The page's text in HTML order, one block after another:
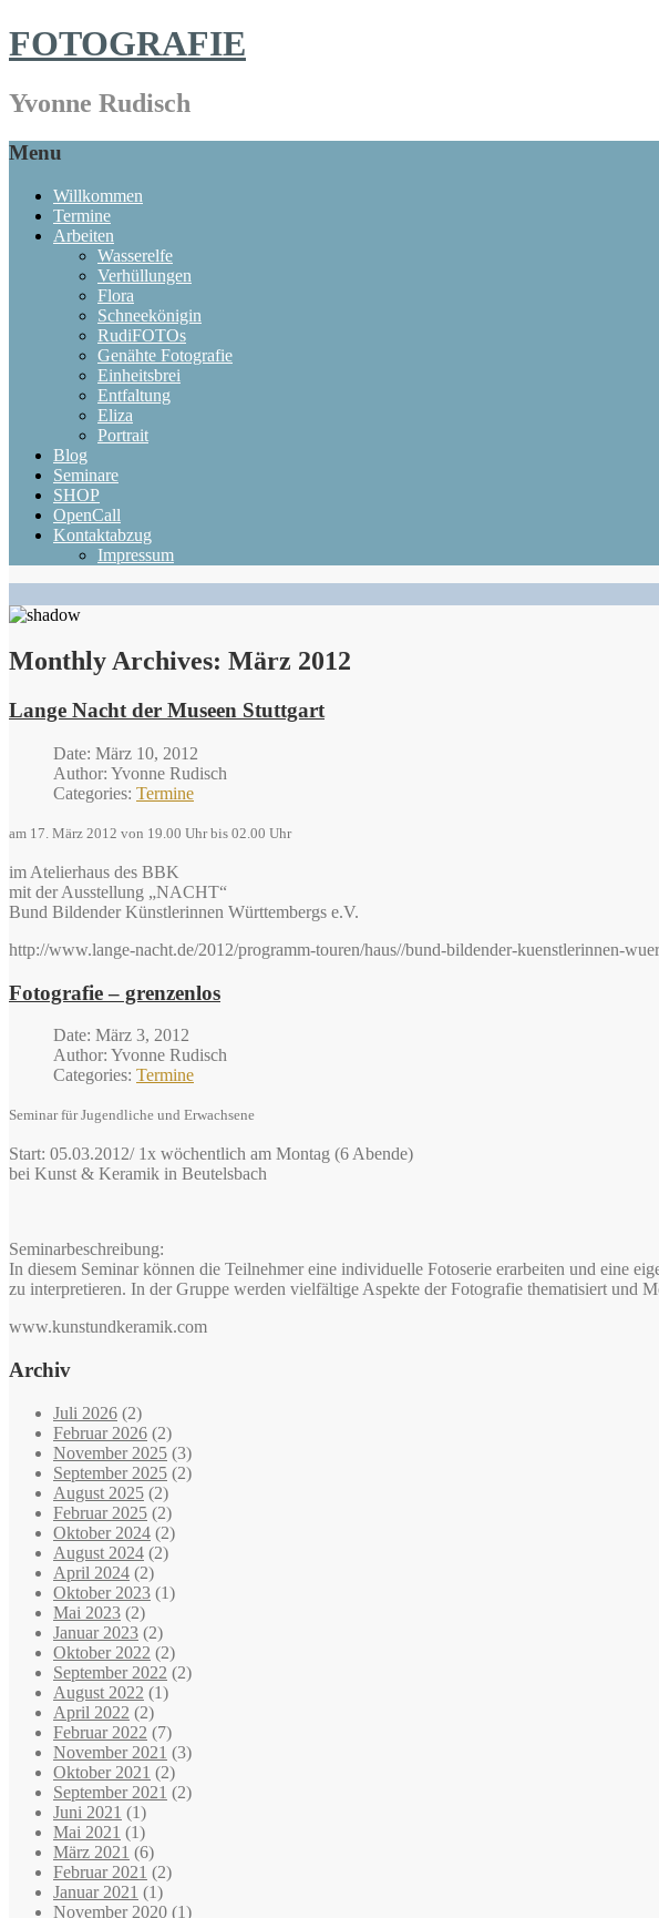
FOTOGRAFIE
Yvonne Rudisch
Menu
Willkommen
Termine
Arbeiten
Wasserelfe
Verhüllungen
Flora
Schneekönigin
RudiFOTOs
Genähte Fotografie
Einheitsbrei
Entfaltung
Eliza
Portrait
Blog
Seminare
SHOP
OpenCall
Kontaktabzug
Impressum
Monthly Archives: März 2012
Lange Nacht der Museen Stuttgart
Date: März 10, 2012
Author: Yvonne Rudisch
Categories: Termine
am 17. März 2012 von 19.00 Uhr bis 02.00 Uhr
im Atelierhaus des BBK
mit der Ausstellung „NACHT“
Bund Bildender Künstlerinnen Württembergs e.V.
http://www.lange-nacht.de/2012/programm-touren/haus//bund-bildender-kuenstlerinnen-
Fotografie – grenzenlos
Date: März 3, 2012
Author: Yvonne Rudisch
Categories: Termine
Seminar für Jugendliche und Erwachsene
Start: 05.03.2012/ 1x wöchentlich am Montag (6 Abende)
bei Kunst & Keramik in Beutelsbach
Seminarbeschreibung:
In diesem Seminar können die Teilnehmer eine individuelle Fotoserie erarbeiten und eine
zu interpretieren. In der Gruppe werden vielfältige Aspekte der Fotografie thematisiert und
www.kunstundkeramik.com
Archiv
Juli 2026 (2)
Februar 2026 (2)
November 2025 (3)
September 2025 (2)
August 2025 (2)
Februar 2025 (2)
Oktober 2024 (2)
August 2024 (2)
April 2024 (2)
Oktober 2023 (1)
Mai 2023 (2)
Januar 2023 (2)
Oktober 2022 (2)
September 2022 (2)
August 2022 (1)
April 2022 (2)
Februar 2022 (7)
November 2021 (3)
Oktober 2021 (2)
September 2021 (2)
Juni 2021 (1)
Mai 2021 (1)
März 2021 (6)
Februar 2021 (2)
Januar 2021 (1)
November 2020 (1)